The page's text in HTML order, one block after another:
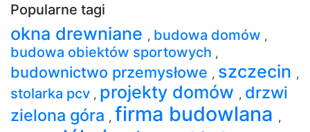
Popularne tagi
okna drewniane , budowa domów ,
budowa obiektów sportowych ,
budownictwo przemysłowe , szczecin ,
stolarka pcv , projekty domów , drzwi
zielona góra , firma budowlana ,